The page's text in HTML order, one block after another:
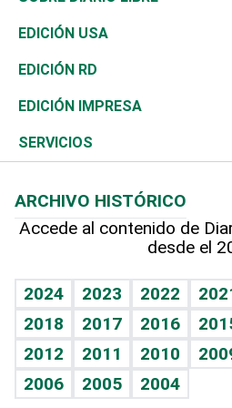
Reportajes
África
Ocenanía
Caribe
Resto del mundo
Vivienda
Telecom.
Global y variable
Economía personal
Buena Vida
Sociales
Novedades
Podcast Arte Libre
Hablando con el pediatra
Vida y familia
Eñe
Celebrando la vida
Sin complejos
Ciclismo
Tenis
Olimpismo
Más deportes
Línea de hit
BRV
TBT Deportivo
De buena tinta
En Directo
Frente al Statu Quo
El Espía
Columnistas
Más firmas
Tecnología
Historia
Despertando al gigante
Cambio climático
Economía
Revista
Deportes
Opinión
Hecho en casa
Guía del dinero
EDICIÓN USA
EDICIÓN RD
EDICIÓN IMPRESA
SERVICIOS
Cumpleaños
Horóscopos
Juegos
ARCHIVO HISTÓRICO
Accede al contenido de
desde el
2024 2023 2022
2018
2017 2016
2012
2011 2010
2006
2005 2004